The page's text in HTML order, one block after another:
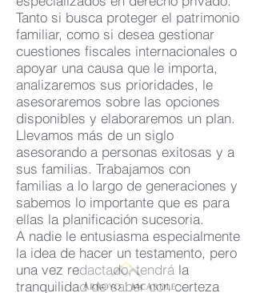
Tanto si busca proteger el patrimonio
familiar, como si desea gestionar
cuestiones fiscales internacionales o
apoyar una causa que le importa,
analizaremos sus prioridades, le
asesoraremos sobre las opciones
disponibles y elaboraremos un plan.
Llevamos más de un siglo
asesorando a personas exitosas y a
sus familias. Trabajamos con
familias a lo largo de generaciones y
sabemos lo importante que es para
ellas la planificación sucesoria.
A nadie le entusiasma especialmente
la idea de hacer un testamento, pero
una vez redactado, tendrá la
tranquilidad de saber con certeza